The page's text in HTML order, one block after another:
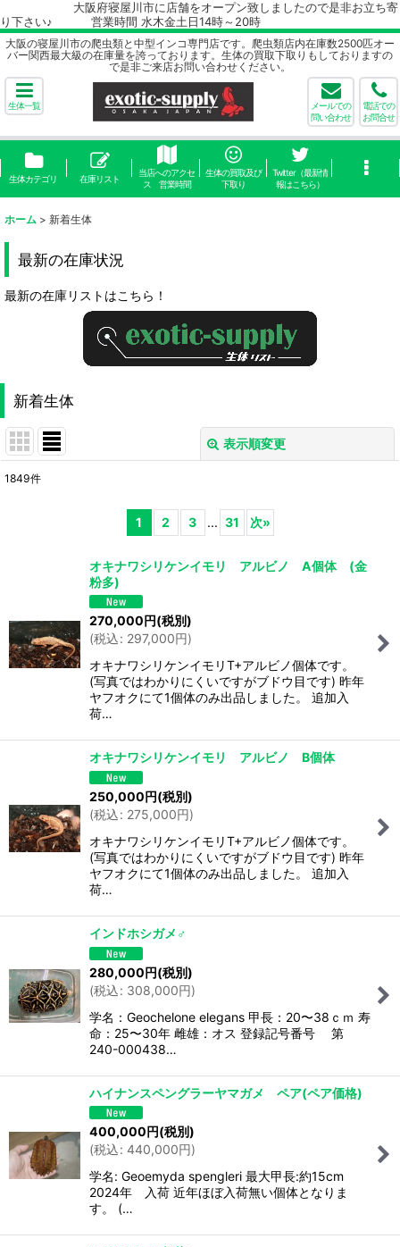
大阪府寝屋川市に店舗をオープン致しましたので是非お立ち寄
り下さい♪ 営業時間 水木金土日14時～20時
大阪の寝屋川市の爬虫類と中型インコ専門店です。爬虫類店内在庫数2500匹オー
バー関西最大級の在庫量を誇っております。生体の買取下取りもしておりますの
で是非ご来店お問い合わせください。
生体一覧
メールでの
問い合わせ
電話での
お問合せ
生体カテゴリ 在庫リスト
当店へのアクセ
ス 営業時間
生体の買取及び
下取り
Twitter（最新情
報はこちら）
ホーム > 新着生体
最新の在庫状況
最新の在庫リストはこちら！
新着生体
表示順変更
1849件
1 2 3 ... 31 次»
オキナワシリケンイモリ アルビノ A個体 (金
粉多)
270,000円(税別)
(税込: 297,000円)
オキナワシリケンイモリT+アルビノ個体です。
(写真ではわかりにくいですがブドウ目です) 昨年
ヤフオクにて1個体のみ出品しました。 追加入
荷…
オキナワシリケンイモリ アルビノ B個体
250,000円(税別)
(税込: 275,000円)
オキナワシリケンイモリT+アルビノ個体です。
(写真ではわかりにくいですがブドウ目です) 昨年
ヤフオクにて1個体のみ出品しました。 追加入
荷…
インドホシガメ♂
280,000円(税別)
(税込: 308,000円)
学名：Geochelone elegans 甲長：20〜38ｃｍ 寿
命：25〜30年 雌雄：オス 登録記号番号 第
240-000438…
ハイナンスペングラーヤマガメ ペア(ペア価格)
400,000円(税別)
(税込: 440,000円)
学名: Geoemyda spengleri 最大甲長:約15cm
2024年 入荷 近年ほぼ入荷無い個体となりま
す。 (…